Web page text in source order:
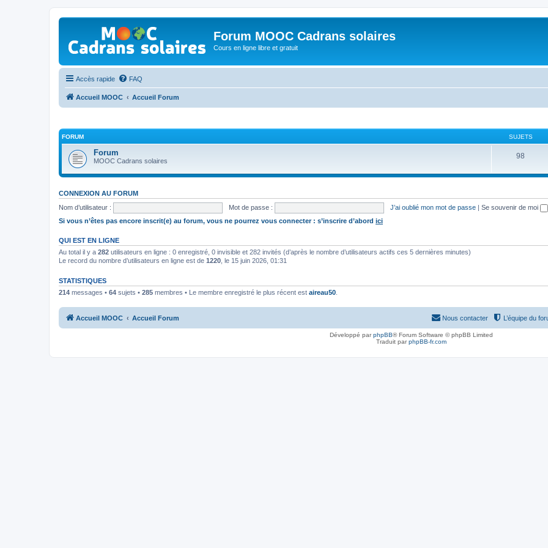
Forum MOOC Cadrans solaires
Cours en ligne libre et gratuit
Accès rapide FAQ
Accueil MOOC Accueil Forum
FORUM SUJETS
Forum
MOOC Cadrans solaires
98
CONNEXION AU FORUM
Nom d’utilisateur :
Mot de passe : J’ai oublié mon mot de passe | Se souvenir de moi
Si vous n’êtes pas encore inscrit(e) au forum, vous ne pourrez vous connecter : s’inscrire d’abord ici
QUI EST EN LIGNE
Au total il y a 282 utilisateurs en ligne : 0 enregistré, 0 invisible et 282 invités (d’après le nombre d’utilisateurs actifs ces 5 dernières minutes)
Le record du nombre d’utilisateurs en ligne est de 1220 , le 15 juin 2026, 01:31
STATISTIQUES
214 messages • 64 sujets • 285 membres • Le membre enregistré le plus récent est aireau50
Accueil MOOC Accueil Forum L’équipe du
Nous contacter
Développé parphpBB® Forum Software © phpBB Limited
Traduit parphpBB-fr.com